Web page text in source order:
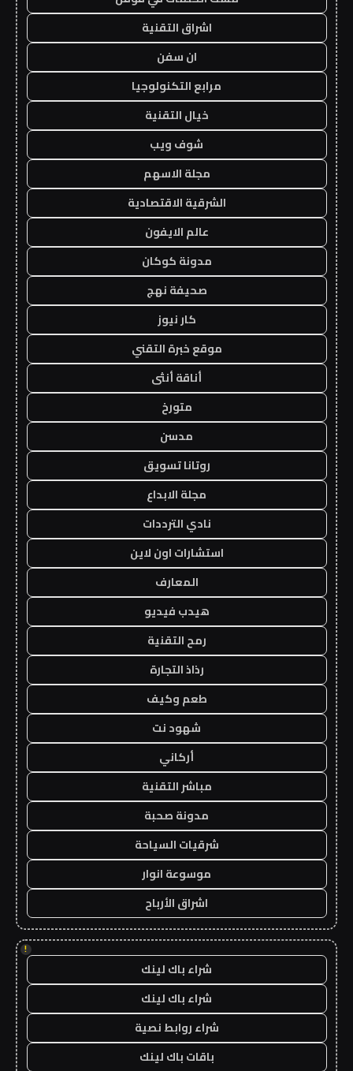
اشراق التقنية
ان سفن
مرابع التكنولوجيا
خيال التقنية
شوف ويب
مجلة الاسهم
الشرقية الاقتصادية
عالم الايفون
مدونة كوكان
صحيفة نهج
كار نيوز
موقع خبرة التقني
أناقة أنثى
متورخ
مدسن
روتانا تسويق
مجلة الابداع
نادي الترددات
استشارات اون لاين
المعارف
هيدب فيديو
رمح التقنية
رذاذ التجارة
طعم وكيف
شهود نت
أركاني
مباشر التقنية
مدونة صحبة
شرقيات السياحة
موسوعة انوار
اشراق الأرباح
!
شراء باك لينك
شراء باك لينك
شراء روابط نصية
باقات باك لينك